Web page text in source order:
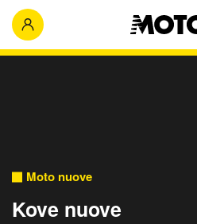
Moto nuove
Kove nuove